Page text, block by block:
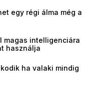
egy régi álma még a
magas intelligenciára
használja
ha valaki mindig